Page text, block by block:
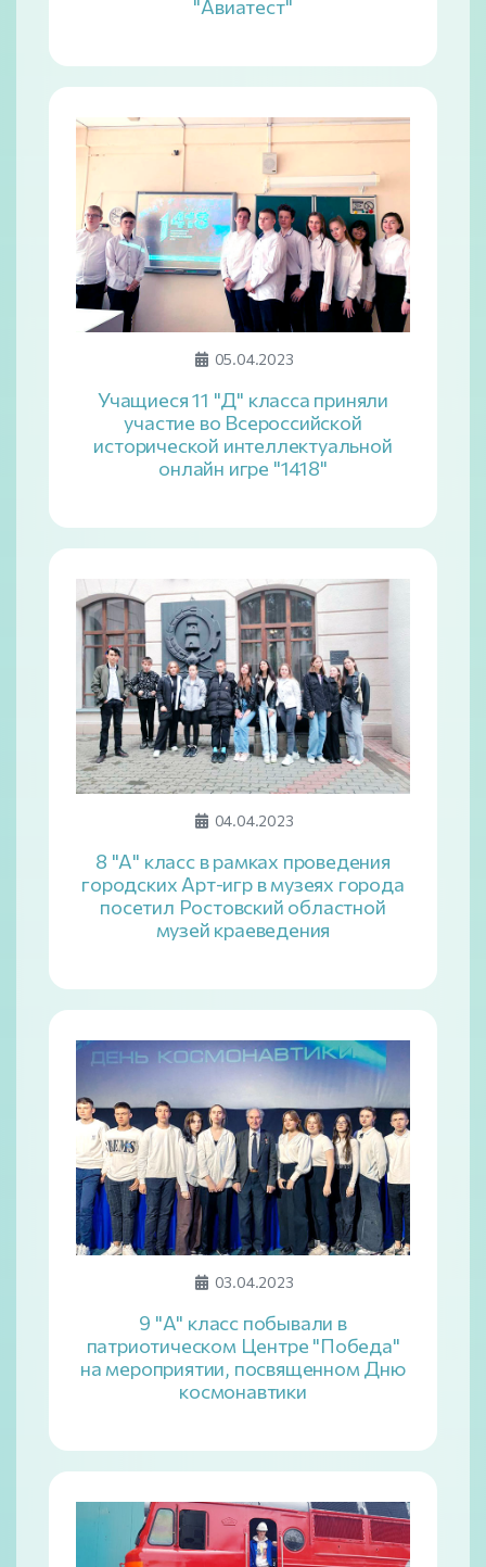
"Авиатест"
05.04.2023
Учащиеся 11 "Д" класса приняли
участие во Всероссийской
исторической интеллектуальной
онлайн игре "1418"
04.04.2023
8 "А" класс в рамках проведения
городских Арт-игр в музеях города
посетил Ростовский областной
музей краеведения
03.04.2023
9 "А" класс побывали в
патриотическом Центре "Победа"
на мероприятии, посвященном Дню
космонавтики